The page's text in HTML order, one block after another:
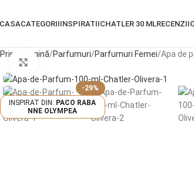
CATEGORIIINSPIRATIICHATLER 30 MLRECENZII
Prima pagină Parfumuri Parfumuri Femei Apa de
-29%
PACO RABA
NNE OLYMPEA